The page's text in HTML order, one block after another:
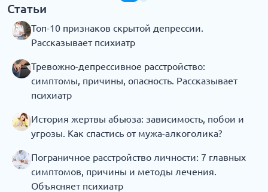
Статьи
Топ-10 признаков скрытой депрессии.
Рассказывает психиатр
Тревожно-депрессивное расстройство:
симптомы, причины, опасность. Рассказывает
психиатр
История жертвы абьюза: зависимость, побои и
угрозы. Как спастись от мужа-алкоголика?
Пограничное расстройство личности: 7 главных
симптомов, причины и методы лечения.
Объясняет психиатр